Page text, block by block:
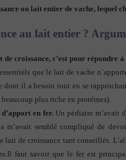
ou lait entier de vache, lequel
au lait entier ?
croissance, c’est pour répondre
que le lait de vache
dont il a besoin tout en se
plus riche en protéines).
en fer.Un pédiatre m’avait
m’avait semblé compliqué de
lait de croissance tant conseillés.
faut savoir que le fer est